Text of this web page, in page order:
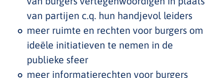
van partijen c.q. hun handjevol leiders
meer ruimte en rechten voor burgers om
ideële initiatieven te nemen in de
publieke sfeer
meer informatierechten voor burgers